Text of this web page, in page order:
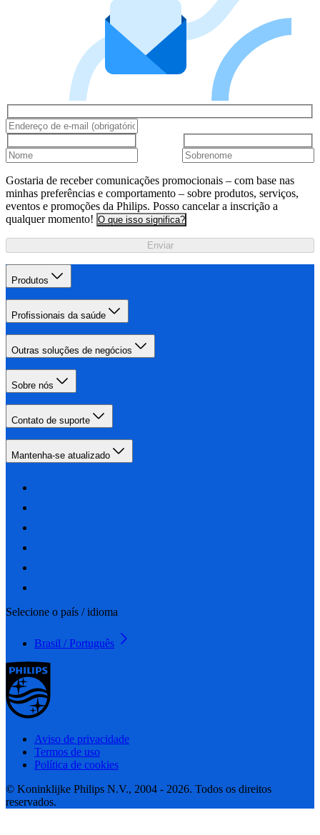
Gostaria de receber comunicações promocionais – com base nas
minhas preferências e comportamento – sobre produtos, serviços,
eventos e promoções da Philips. Posso cancelar a inscrição a
qualquer momento! O que isso significa?
Enviar
Produtos
Profissionais da saúde
Outras soluções de negócios
Sobre nós
Contato de suporte
Mantenha-se atualizado
Selecione o país / idioma
Brasil / Português
Aviso de privacidade
Termos de uso
Política de cookies
© Koninklijke Philips N.V., 2004 - 2026. Todos os direitos
reservados.